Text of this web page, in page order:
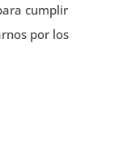
cumplir
por los